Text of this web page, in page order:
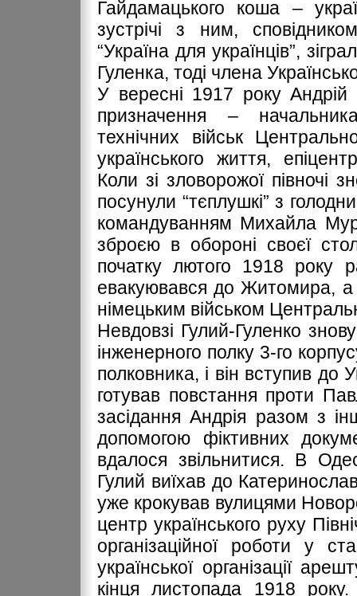
Гайдамацького коша –
зустрічі з ним,
“Україна для українців”,
Гуленка, тоді члена
У вересні 1917 року
призначення –
технічних військ
українського життя,
Коли зі зловорожої півночі
посунули “тєплушкі” з
командуванням Михайла
зброєю в обороні своєї
початку лютого 1918 року
евакуювався до Житомира,
німецьким військом
Невдовзі Гулий-Гуленко
інженерного полку 3-го
полковника, і він вступив до
готував повстання проти
засідання Андрія разом з
допомогою фіктивних
вдалося звільнитися. В
Гулий виїхав до
уже крокував вулицями
центр українського руху
організаційної роботи у
української організації
кінця листопада 1918